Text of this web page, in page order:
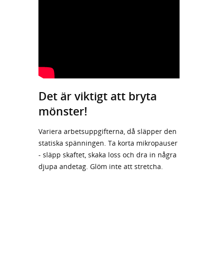
Det är viktigt att bryta
mönster!
Variera arbetsuppgifterna, då släpper den
statiska spänningen. Ta korta mikropauser
- släpp skaftet, skaka loss och dra in några
djupa andetag. Glöm inte att stretcha.